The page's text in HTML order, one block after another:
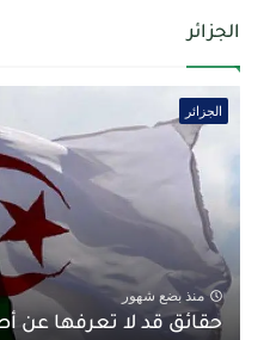
الجزائر
الجزائر
منذ بضع شهور
حقائق قد لا تعرفها عن